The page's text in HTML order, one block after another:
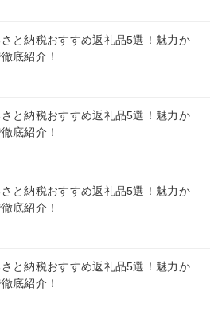
と納税おすすめ返礼品5選！魅力か
底紹介！
と納税おすすめ返礼品5選！魅力か
底紹介！
と納税おすすめ返礼品5選！魅力か
底紹介！
と納税おすすめ返礼品5選！魅力か
底紹介！